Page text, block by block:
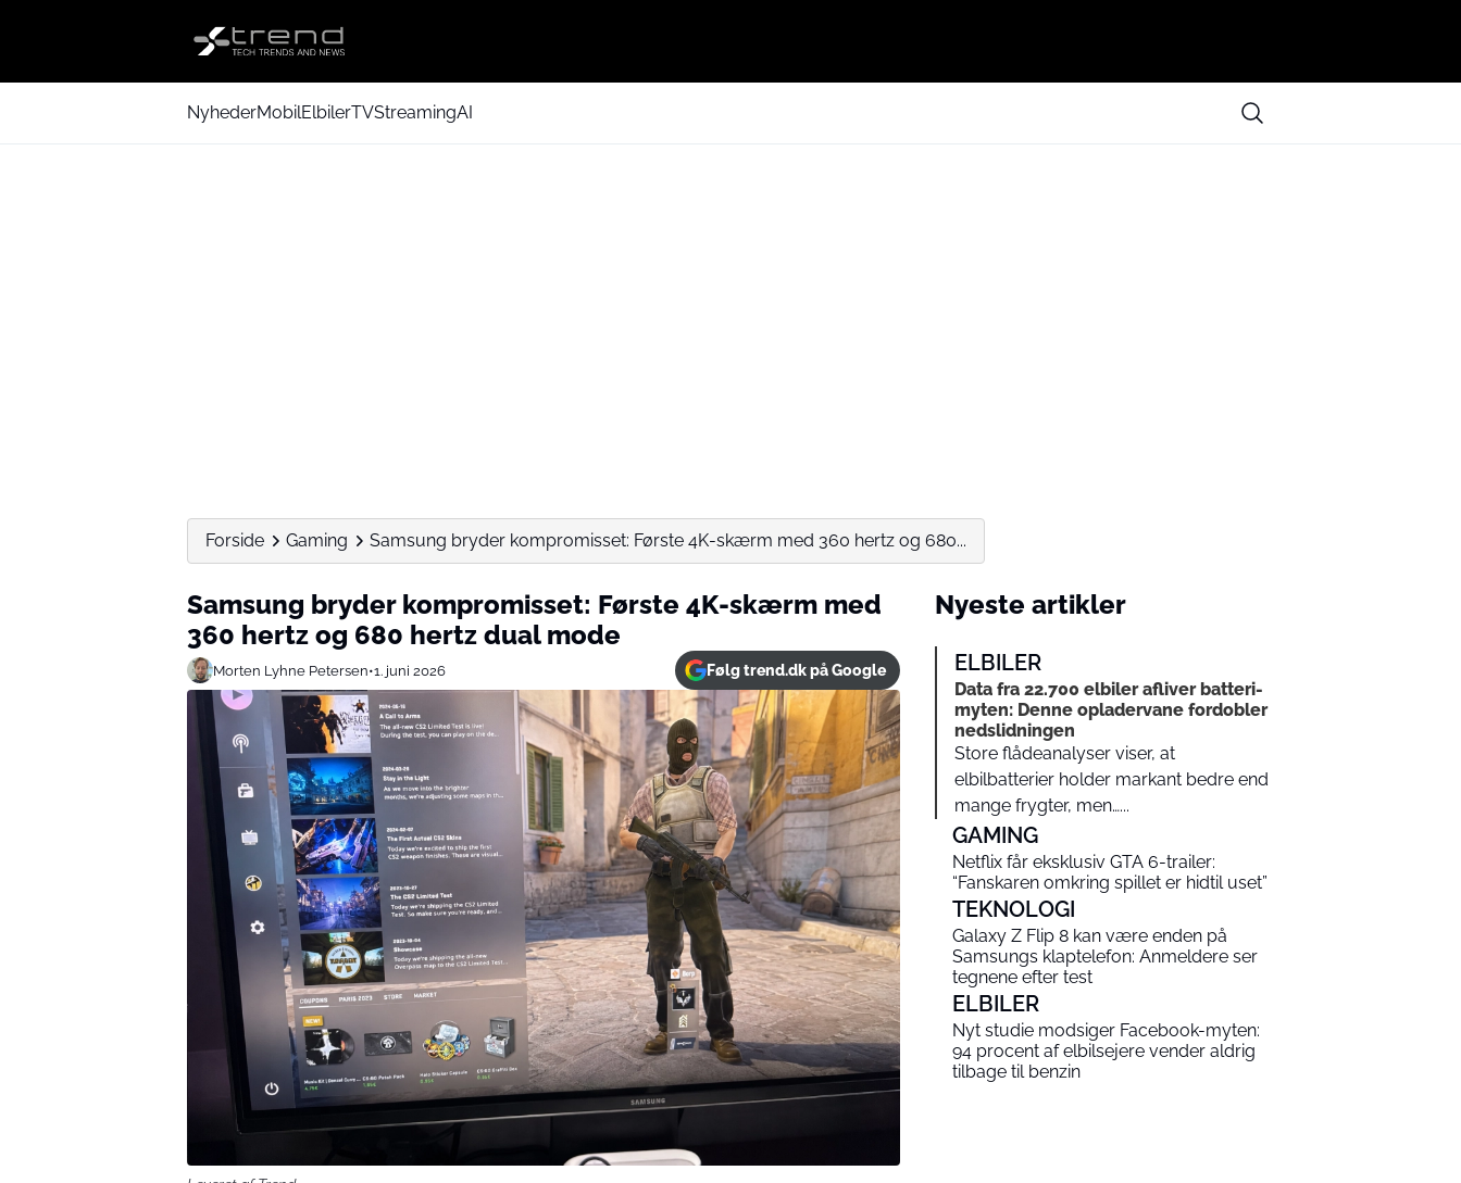
NyhederMobilElbilerTVStreamingAI
Forside Gaming Samsung bryder kompromisset: Første 4K-skærm med 360 hertz og 680...
Samsung bryder kompromisset: Første 4K-skærm med
360 hertz og 680 hertz dual mode
Morten Lyhne Petersen•1. juni 2026 Følg trend.dk på Google
Nyeste artikler
ELBILER
Data fra 22.700 elbiler afliver batteri-
myten: Denne opladervane fordobler
nedslidningen
Store flådeanalyser viser, at
elbilbatterier holder markant bedre end
mange frygter, men…...
GAMING
Netflix får eksklusiv GTA 6-trailer:
“Fanskaren omkring spillet er hidtil uset”
TEKNOLOGI
Galaxy Z Flip 8 kan være enden på
Samsungs klaptelefon: Anmeldere ser
tegnene efter test
ELBILER
Nyt studie modsiger Facebook-myten:
94 procent af elbilsejere vender aldrig
tilbage til benzin